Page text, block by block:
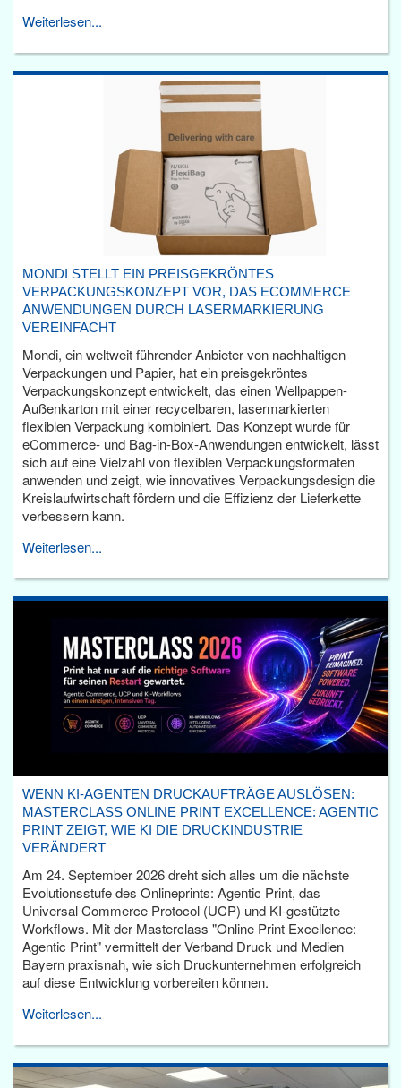
Weiterlesen...
MONDI STELLT EIN PREISGEKRÖNTES
VERPACKUNGSKONZEPT VOR, DAS ECOMMERCE
ANWENDUNGEN DURCH LASERMARKIERUNG
VEREINFACHT
Mondi, ein weltweit führender Anbieter von nachhaltigen
Verpackungen und Papier, hat ein preisgekröntes
Verpackungskonzept entwickelt, das einen Wellpappen-
Außenkarton mit einer recycelbaren, lasermarkierten
flexiblen Verpackung kombiniert. Das Konzept wurde für
eCommerce- und Bag-in-Box-Anwendungen entwickelt, lässt
sich auf eine Vielzahl von flexiblen Verpackungsformaten
anwenden und zeigt, wie innovatives Verpackungsdesign die
Kreislaufwirtschaft fördern und die Effizienz der Lieferkette
verbessern kann.
Weiterlesen...
WENN KI-AGENTEN DRUCKAUFTRÄGE AUSLÖSEN:
MASTERCLASS ONLINE PRINT EXCELLENCE: AGENTIC
PRINT ZEIGT, WIE KI DIE DRUCKINDUSTRIE
VERÄNDERT
Am 24. September 2026 dreht sich alles um die nächste
Evolutionsstufe des Onlineprints: Agentic Print, das
Universal Commerce Protocol (UCP) und KI-gestützte
Workflows. Mit der Masterclass "Online Print Excellence:
Agentic Print" vermittelt der Verband Druck und Medien
Bayern praxisnah, wie sich Druckunternehmen erfolgreich
auf diese Entwicklung vorbereiten können.
Weiterlesen...